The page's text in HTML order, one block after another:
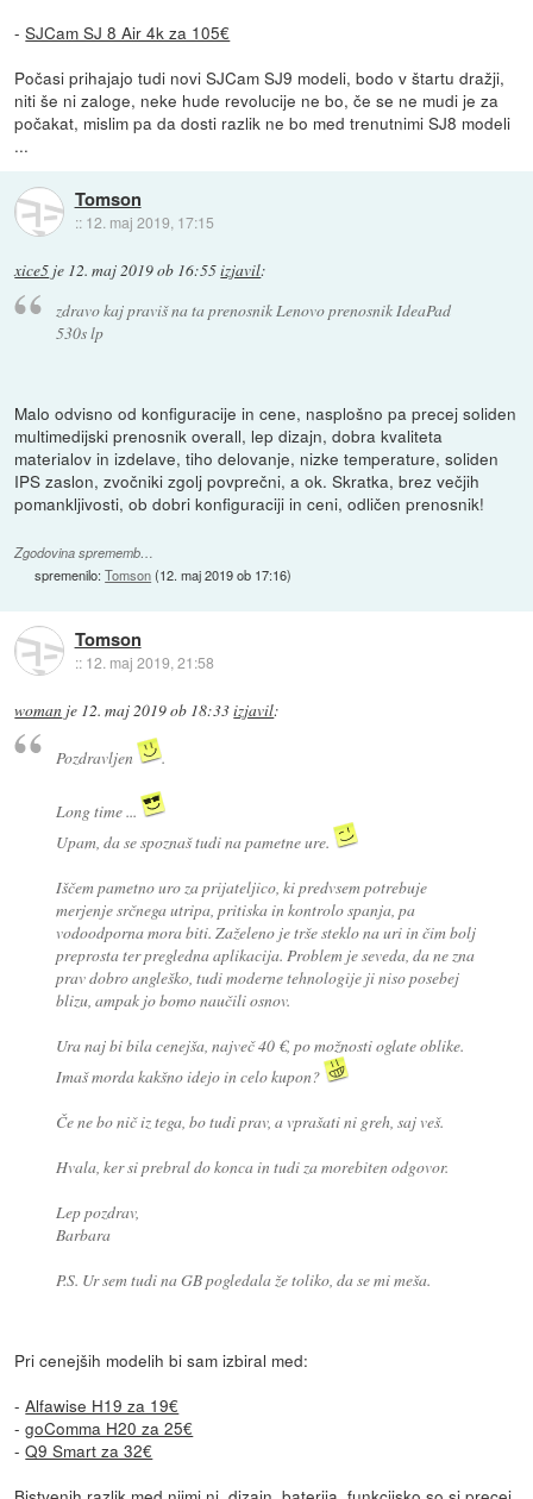
-SJCam SJ 8 Air 4k za 105€
Počasi prihajajo tudi novi SJCam SJ9 modeli, bodo v štartu dražji,
niti še ni zaloge, neke hude revolucije ne bo, če se ne mudi je za
počakat, mislim pa da dosti razlik ne bo med trenutnimi SJ8 modeli
...
Tomson
:: 12. maj 2019, 17:15
xice5 je 12. maj 2019 ob 16:55izjavil:
zdravo kaj praviš na ta prenosnik Lenovo prenosnik IdeaPad
530s lp
Malo odvisno od konfiguracije in cene, nasplošno pa precej soliden
multimedijski prenosnik overall, lep dizajn, dobra kvaliteta
materialov in izdelave, tiho delovanje, nizke temperature, soliden
IPS zaslon, zvočniki zgolj povprečni, a ok. Skratka, brez večjih
pomankljivosti, ob dobri konfiguraciji in ceni, odličen prenosnik!
Zgodovina sprememb…
spremenilo:Tomson(12. maj 2019 ob 17:16)
Tomson
:: 12. maj 2019, 21:58
woman je 12. maj 2019 ob 18:33izjavil:
Pozdravljen .
Long time ...
Upam, da se spoznaš tudi na pametne ure.
Iščem pametno uro za prijateljico, ki predvsem potrebuje
merjenje srčnega utripa, pritiska in kontrolo spanja, pa
vodoodporna mora biti. Zaželeno je trše steklo na uri in čim bolj
preprosta ter pregledna aplikacija. Problem je seveda, da ne zna
prav dobro angleško, tudi moderne tehnologije ji niso posebej
blizu, ampak jo bomo naučili osnov.
Ura naj bi bila cenejša, največ 40 €, po možnosti oglate oblike.
Imaš morda kakšno idejo in celo kupon?
Če ne bo nič iz tega, bo tudi prav, a vprašati ni greh, saj veš.
Hvala, ker si prebral do konca in tudi za morebiten odgovor.
Lep pozdrav,
Barbara
P.S. Ur sem tudi na GB pogledala že toliko, da se mi meša.
Pri cenejših modelih bi sam izbiral med:
-Alfawise H19 za 19€
-goComma H20 za 25€
-Q9 Smart za 32€